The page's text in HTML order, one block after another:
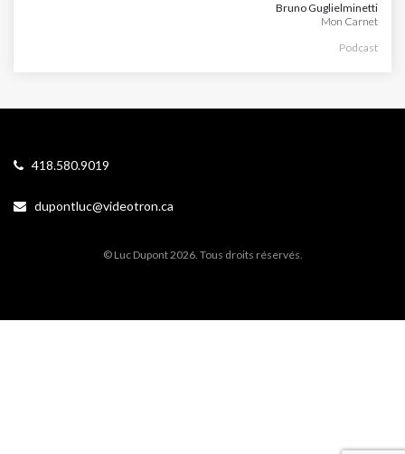
Bruno Guglielminetti
Mon Carnet
Podcast
418.580.9019
dupontluc@videotron.ca
© Luc Dupont 2026. Tous droits réservés.